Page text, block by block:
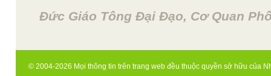
Đức Giáo Tông Đại Đạo, Cơ Quan
© 2004-2026 Mọi thông tin trên trang web đều thuộc quyền sở hữu của